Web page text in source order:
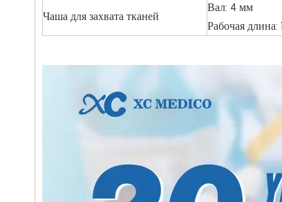
Чаша для захвата тканей
Вал: 4 мм
Рабочая длина: